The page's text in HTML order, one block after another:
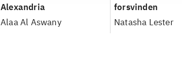
Alexandria
Alaa Al Aswany
forsvinden
Natasha Lester